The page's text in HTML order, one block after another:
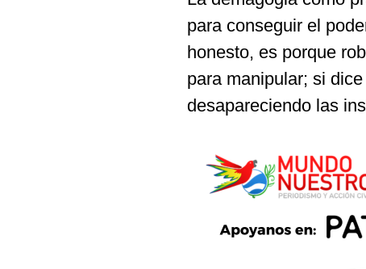
para conseguir el
honesto, es porque
para manipular; si
desapareciendo las